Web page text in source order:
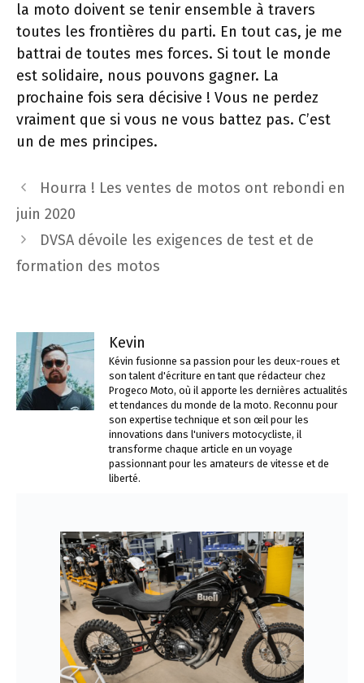
la moto doivent se tenir ensemble à travers
toutes les frontières du parti. En tout cas, je me
battrai de toutes mes forces. Si tout le monde
est solidaire, nous pouvons gagner. La
prochaine fois sera décisive ! Vous ne perdez
vraiment que si vous ne vous battez pas. C’est
un de mes principes.
Navigation
des
Hourra ! Les ventes de motos ont rebondi en
juin 2020
DVSA dévoile les exigences de test et de
formation des motos
Kevin
Kévin fusionne sa passion pour les deux-roues et
son talent d'écriture en tant que rédacteur chez
Progeco Moto, où il apporte les dernières actualités
et tendances du monde de la moto. Reconnu pour
son expertise technique et son œil pour les
innovations dans l'univers motocycliste, il
transforme chaque article en un voyage
passionnant pour les amateurs de vitesse et de
liberté.